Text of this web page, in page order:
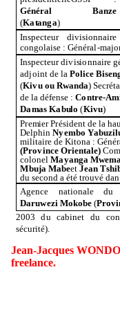
GénéralBanze
(Katanga)
Inspecteurdivisionnair
congolaise : Général-majo
Inspecteurdivisionnaire g
adjoint de la Police Bisen
(Kivu ou Rwanda) Secr
de ladéfense :Contre-Am
DamasKabulo (Kivu)
PremierPrésident de la hau
DelphinNyembo Yabuz
militairede Kitona : Génér
(Province Orientale) Co
colonelMayanga Mwema
Mbuja MabeetJean Tshi
dusecond a été trouvédan
Agence nationale d
Daruwezi Mokobe (Prov
2003du cabinet du co
sécurité).
Jean-Jacques WONDO
freelance.